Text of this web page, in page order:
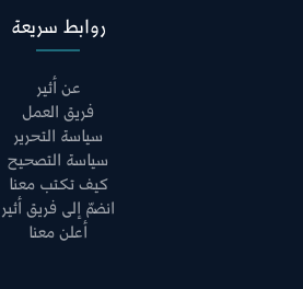
روابط سريعة
عن أثير
فريق العمل
سياسة التحرير
سياسة التصحيح
كيف تكتب معنا
انضمّ إلى فريق أثير
أعلن معنا